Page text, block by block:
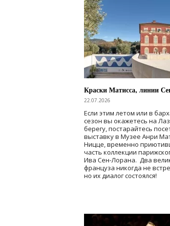
Краски Матисса, линии
22.07.2026
Если этим летом или в
сезон вы окажетесь на
берегу, постарайтесь
выставку в Музее Анри
Ницце, временно
часть коллекции
Ива Сен-Лорана. Два
француза никогда не
но их диалог состоялся!